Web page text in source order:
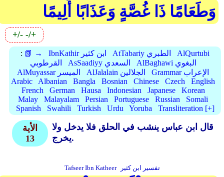
وَطَعَامًا ذَا غُصَّةٍ وَعَذَابًا أَلِيمًا
+/- -/+
: 📗 → IbnKathir ابن كثير AtTabariy الطبري
AlQurtubi
القرطوبي
AsSaadiyy السعدي
AlBaghawi البغوي
AlMuyassar الميسر
AlJalalain الجلالين
Grammar الإعراب
Arabic
Albanian Bangla Bosnian Chinese Czech
English
French
German Hausa Indonesian Japanese
Korean
Malay
Malayalam Persian Portuguese Russian
Somali
Spanish
Swahili Turkish Urdu Yoruba Transliteration [+]
الأية
13
قال ابن عباس ينشب في الحلق فلا يدخل ولا
يخرج.
Tafseer Ibn Katheer تفسير ابن كثير